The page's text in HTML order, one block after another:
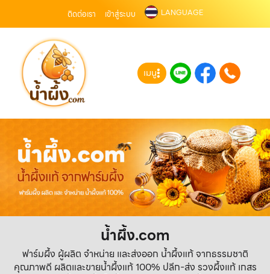
ติดต่อเรา เข้าสู่ระบบ LANGUAGE
เมนู
น้ำผึ้ง.com
ฟาร์มผึ้ง ผู้ผลิต จำหน่าย และส่งออก น้ำผึ้งแท้ จากธรรมชาติ
คุณภาพดี ผลิตและขายน้ำผึ้งแท้ 100% ปลีก-ส่ง รวงผึ้งแท้ เกสร